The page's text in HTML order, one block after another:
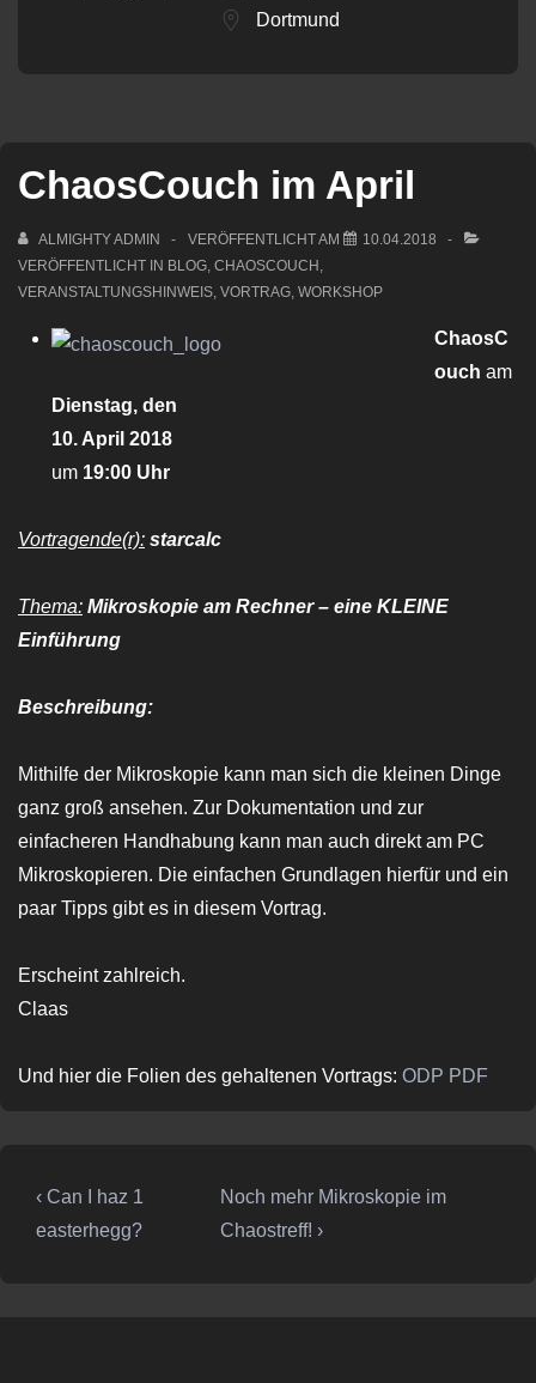
ChaosCouch im April
ALMIGHTY ADMIN VERÖFFENTLICHT AM
10.04.2018
VERÖFFENTLICHT IN BLOG, CHAOSCOUCH ,
VERANSTALTUNGSHINWEIS, VORTRAG, WORKSHOP
ChaosC
ouch am
Dienstag, den
10. April 2018
um 19:00 Uhr
Vortragende(r): starcalc
Thema: Mikroskopie am Rechner – eine KLEINE
Einführung
Beschreibung:
Mithilfe der Mikroskopie kann man sich die kleinen Dinge
ganz groß ansehen. Zur Dokumentation und zur
einfacheren Handhabung kann man auch direkt am PC
Mikroskopieren. Die einfachen Grundlagen hierfür und ein
paar Tipps gibt es in diesem Vortrag.
Erscheint zahlreich.
Claas
Und hier die Folien des gehaltenen Vortrags: ODP PDF
Beitragsnavigation
Vorheriger
Beitrag
‹ Can I haz 1
easterhegg?
Nächster
Beitrag
Noch mehr Mikroskopie im
Chaostreff! ›
Dortmund